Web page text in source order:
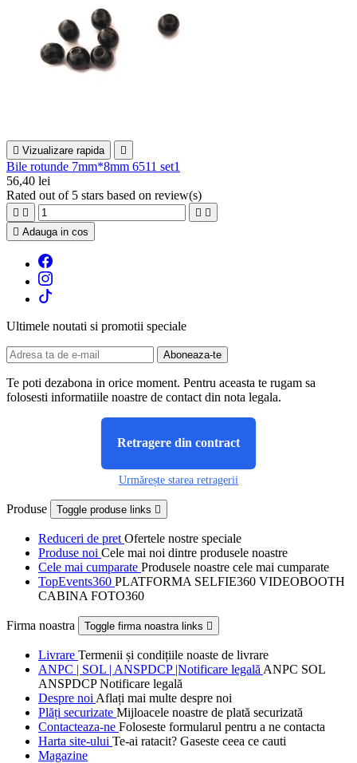
 Vizualizare rapida 
Bile rotunde 7mm*8mm 6511 set1
56,40 lei
Rated out of 5 stars based on review(s)
   
 Adauga in cos
Ultimele noutati si promotii speciale
Te poti dezabona in orice moment. Pentru aceasta te rugam sa
folosesti informatiile noastre de contact din nota legala.
Retragere din contract
Urmărește starea retragerii
Produse Toggle produse links 
Reduceri de pret Ofertele nostre speciale
Produse noi Cele mai noi dintre produsele noastre
Cele mai cumparate Produsele noastre cele mai cumparate
TopEvents360 PLATFORMA SELFIE360 VIDEOBOOTH
CABINA FOTO360
Firma noastra Toggle firma noastra links 
Livrare Termenii și condițiile noaste de livrare
ANPC | SOL | ANSPDCP |Notificare legală ANPC SOL
ANSPDCP Notificare legală
Despre noi Aflați mai multe despre noi
Plăți securizate Mijloacele noastre de plată securizată
Contacteaza-ne Foloseste formularul pentru a ne contacta
Harta site-ului Te-ai ratacit? Gaseste ceea ce cauti
Magazine